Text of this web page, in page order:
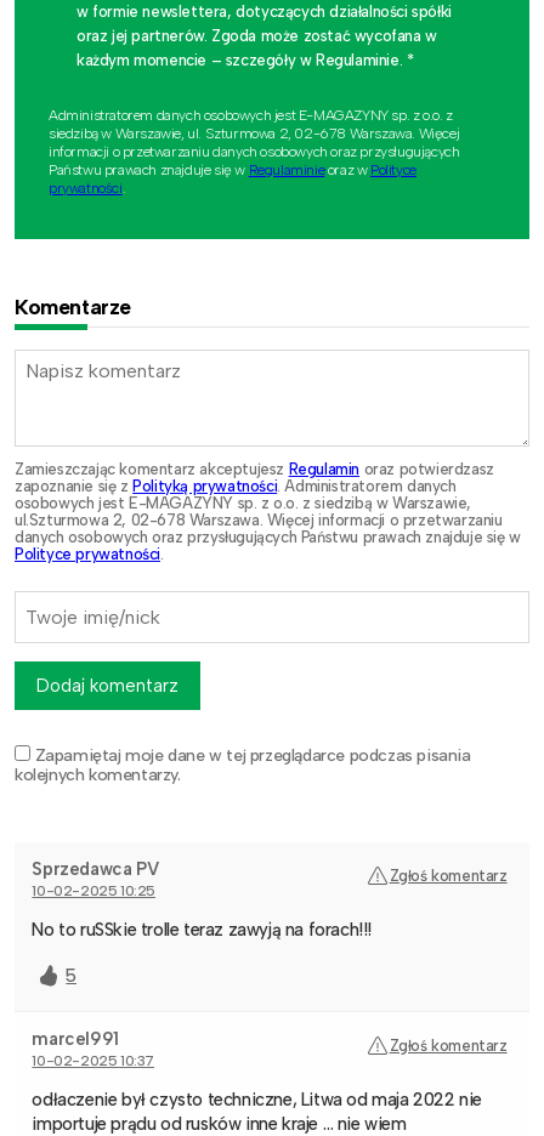
w formie newslettera, dotyczących działalności spółki
oraz jej partnerów. Zgoda może zostać wycofana w
każdym momencie – szczegóły w Regulaminie. *
Administratorem danych osobowych jest E-MAGAZYNY sp. z o.o. z
siedzibą w Warszawie, ul. Szturmowa 2, 02-678 Warszawa. Więcej
informacji o przetwarzaniu danych osobowych oraz przysługujących
Państwu prawach znajduje się w Regulaminieoraz w Polityce
prywatności
Komentarze
Zamieszczając komentarz akceptujesz Regulamin oraz potwierdzasz
zapoznanie się z Polityką prywatności. Administratorem danych
osobowych jest E-MAGAZYNY sp. z o.o. z siedzibą w Warszawie,
ul.Szturmowa 2, 02-678 Warszawa. Więcej informacji o przetwarzaniu
danych osobowych oraz przysługujących Państwu prawach znajduje się w
Polityce prywatności.
Zapamiętaj moje dane w tej przeglądarce podczas pisania
kolejnych komentarzy.
Dodaj komentarz
Sprzedawca PV
10-02-2025 10:25
Zgłoś komentarz
No to ruSSkie trolle teraz zawyją na forach!!!
5
marcel991
10-02-2025 10:37
Zgłoś komentarz
odłaczenie był czysto techniczne, Litwa od maja 2022 nie
importuje prądu od rusków inne kraje … nie wiem